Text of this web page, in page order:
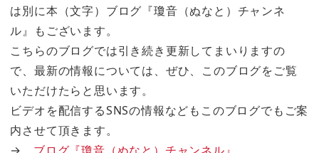
は別に本（文字）ブログ『瓊音（ぬなと）チャンネ
ル』もございます。
こちらのブログでは引き続き更新してまいりますの
で、最新の情報については、ぜひ、このブログをご覧
いただけたらと思います。
ビデオを配信するSNSの情報などもこのブログでもご案
内させて頂きます。